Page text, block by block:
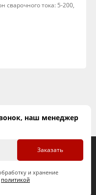
сварочного тока: 5-200,
наш менеджер
Заказать
и хранение
политикой